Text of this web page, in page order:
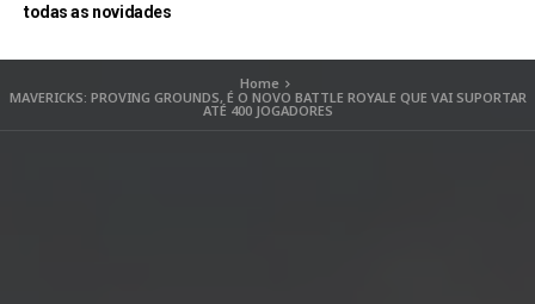
todas as novidades
Home
MAVERICKS: PROVING GROUNDS, É O NOVO BATTLE ROYALE QUE VAI SUPORTAR
ATÉ 400 JOGADORES